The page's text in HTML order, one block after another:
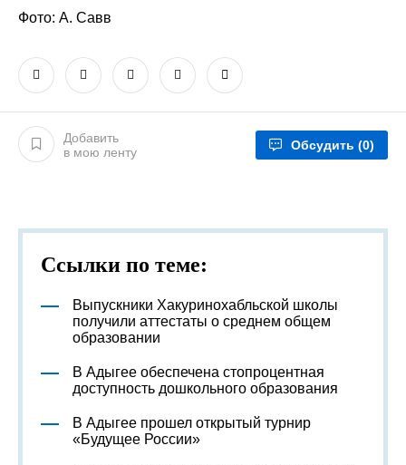
Фото: А. Савв
Добавить
в мою ленту
Обсудить (0)
Ссылки по теме:
Выпускники Хакуринохабльской школы
получили аттестаты о среднем общем
образовании
В Адыгее обеспечена стопроцентная
доступность дошкольного образования
В Адыгее прошел открытый турнир
«Будущее России»